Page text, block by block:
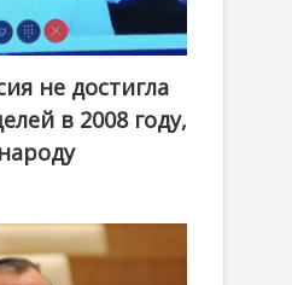
не достигла
в 2008 году,